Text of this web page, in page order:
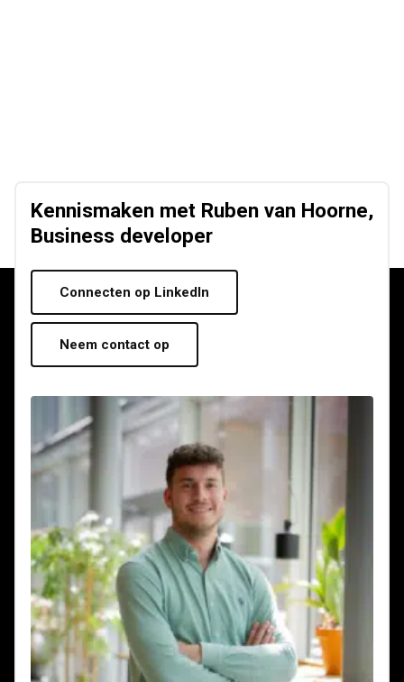
Kennismaken met Ruben van Hoorne,
Business developer
Connecten op LinkedIn
Neem contact op